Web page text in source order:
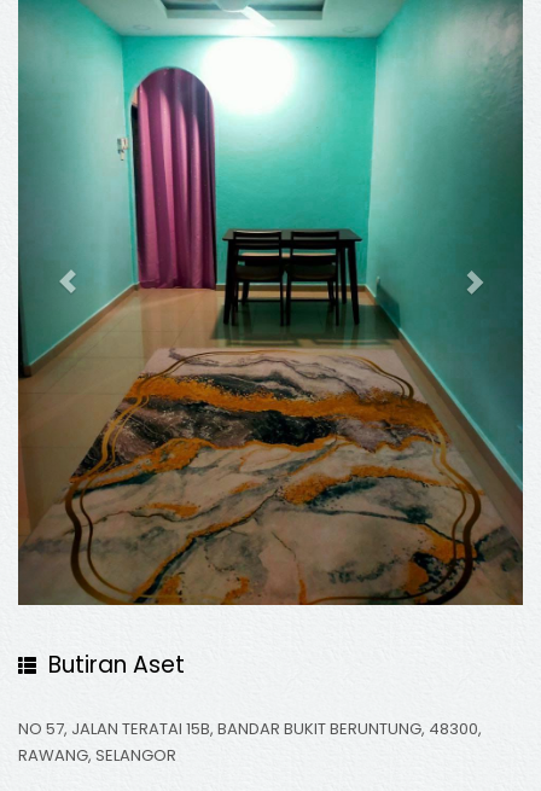
Butiran Aset
NO 57, JALAN TERATAI 15B, BANDAR BUKIT BERUNTUNG, 48300,
RAWANG, SELANGOR